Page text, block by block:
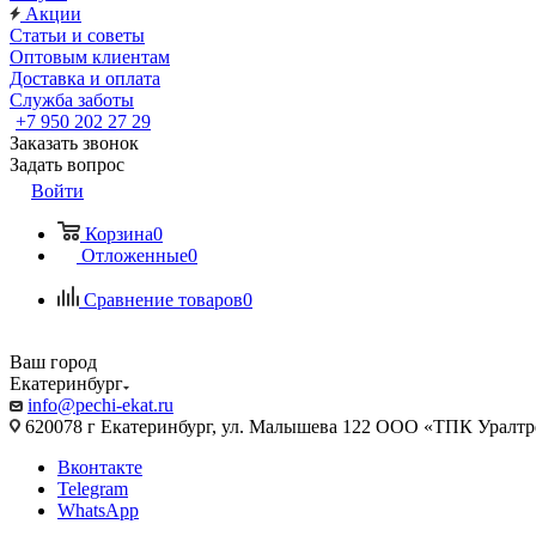
Акции
Статьи и советы
Оптовым клиентам
Доставка и оплата
Служба заботы
+7 950 202 27 29
Заказать звонок
Задать вопрос
Войти
Корзина0
Отложенные0
Сравнение товаров0
Ваш город
Екатеринбург
info@pechi-ekat.ru
620078 г Екатеринбург, ул. Малышева 122 ООО «ТПК
Вконтакте
Telegram
WhatsApp